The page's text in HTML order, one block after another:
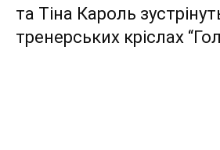
та Тіна Кароль
тренерських кріслах